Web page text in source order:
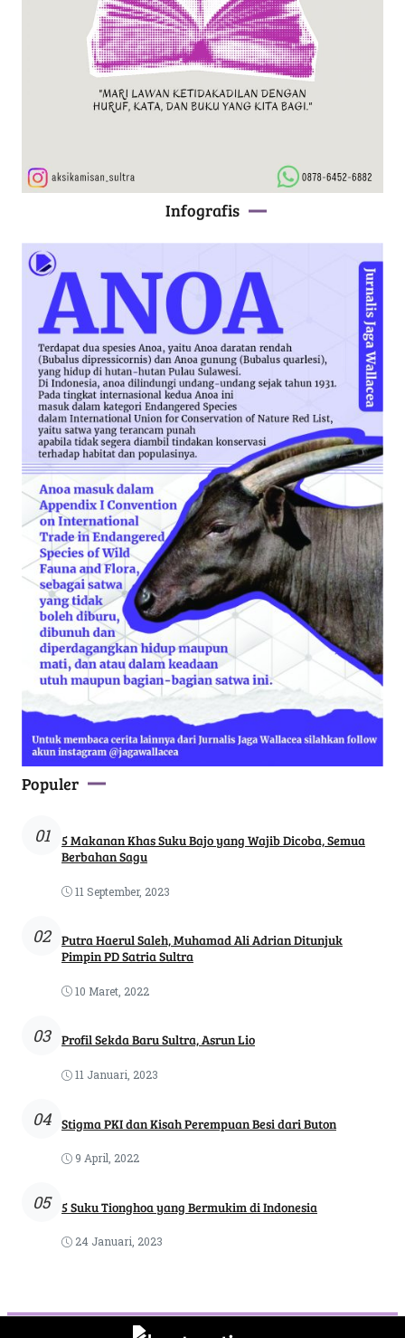
Infografis
Populer
01
5 Makanan Khas Suku Bajo yang Wajib Dicoba, Semua
Berbahan Sagu
11 September, 2023
02
Putra Haerul Saleh, Muhamad Ali Adrian Ditunjuk
Pimpin PD Satria Sultra
10 Maret, 2022
03 Profil Sekda Baru Sultra, Asrun Lio
11 Januari, 2023
04 Stigma PKI dan Kisah Perempuan Besi dari Buton
9 April, 2022
05 5 Suku Tionghoa yang Bermukim di Indonesia
24 Januari, 2023